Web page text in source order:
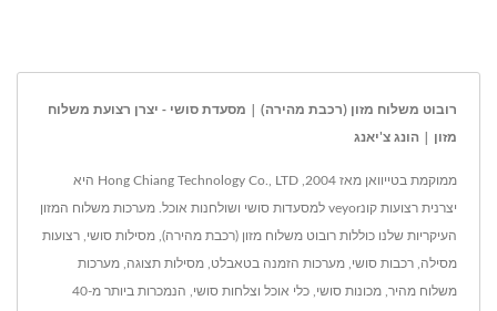
רובוט משלוח מזון (רכבת מהירה) | מסעדת סושי - יצרן רצועת משלוח
מזון | הונג צ'יאנג
ממוקמת בטייוואן מאז 2004, Hong Chiang Technology Co., LTD היא
יצרנית רצועות קונveyor למסעדות סושי ושולחנות אוכל. מערכות משלוח המזון
העיקריות שלנו כוללות רובוט משלוח מזון (רכבת מהירה), מסילות סושי, רצועות
מסילה, רכבות סושי, מערכות הזמנה בטאבלט, מסילות תצוגה, מערכות
משלוח מהיר, מכונות סושי, כלי אוכל וצלחות סושי, הנמכרות ביותר מ-40